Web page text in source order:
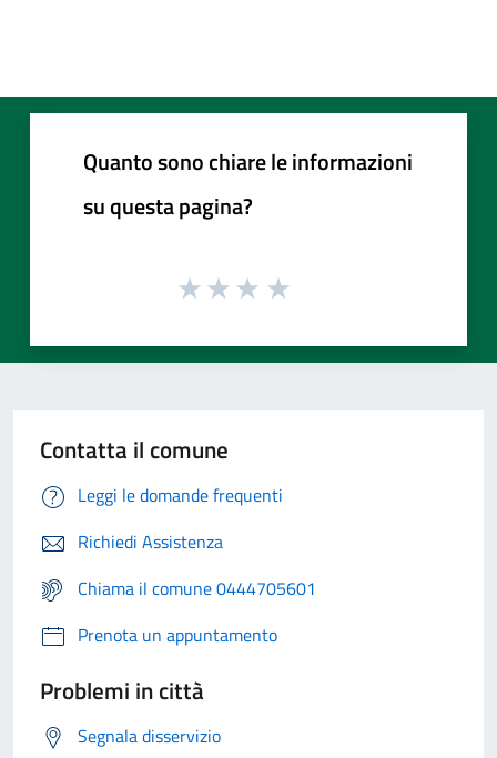
Quanto sono chiare le informazioni
su questa pagina?
Contatta il comune
Leggi le domande frequenti
Richiedi Assistenza
Chiama il comune 0444705601
Prenota un appuntamento
Problemi in città
Segnala disservizio